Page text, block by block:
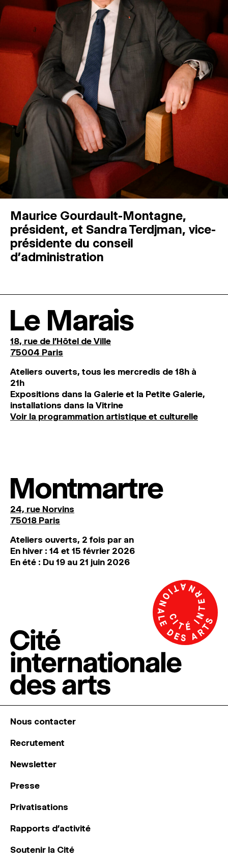
Maurice Gourdault-Montagne,
président, et Sandra Terdjman, vice-
présidente du conseil
d’administration
Le Marais
18, rue de l'Hôtel de Ville
75004 Paris
Ateliers ouverts, tous les mercredis de 18h à
21h
Expositions dans la Galerie et la Petite Galerie,
installations dans la Vitrine
Voir la programmation artistique et culturelle
Montmartre
24, rue Norvins
75018 Paris
Ateliers ouverts, 2 fois par an
En hiver : 14 et 15 février 2026
En été : Du 19 au 21 juin 2026
Nous contacter
Recrutement
Newsletter
Presse
Privatisations
Rapports d’activité
Soutenir la Cité